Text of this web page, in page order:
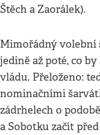
Štěch a Zaorálek).
Mimořádný volební
jedině až poté, co
vládu. Přeloženo:
nominačními
zádrhelech o
a Sobotku začít